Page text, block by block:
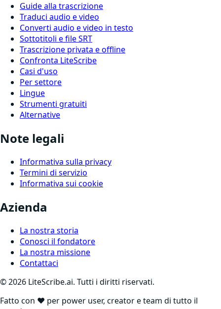
Guide alla trascrizione
Traduci audio e video
Converti audio e video in testo
Sottotitoli e file SRT
Trascrizione privata e offline
Confronta LiteScribe
Casi d'uso
Per settore
Lingue
Strumenti gratuiti
Alternative
Note legali
Informativa sulla privacy
Termini di servizio
Informativa sui cookie
Azienda
La nostra storia
Conosci il fondatore
La nostra missione
Contattaci
©2026 LiteScribe.ai. Tutti i diritti riservati.
Fatto con ❤️ per power user, creator e team di tutto il